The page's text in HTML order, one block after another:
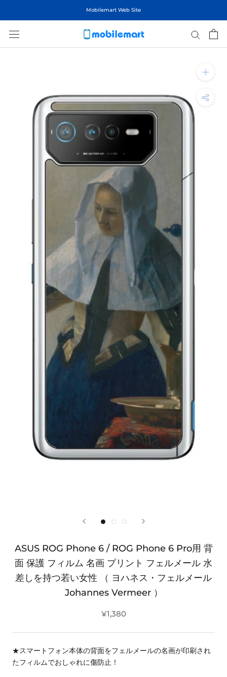
Mobilemart Web Site
ASUS ROG Phone 6 / ROG Phone 6 Pro用 背
面 保護 フィルム 名画 プリント フェルメール 水
差しを持つ若い女性 （ ヨハネス・フェルメール
Johannes Vermeer ）
¥1,380
★スマートフォン本体の背面をフェルメールの名画が印刷され
たフィルムでおしゃれに傷防止！